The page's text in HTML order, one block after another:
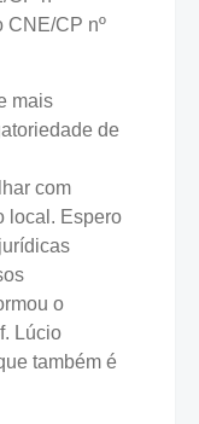
CNE/CP nº
mais
de
com
local. Espero
o
Lúcio
também é